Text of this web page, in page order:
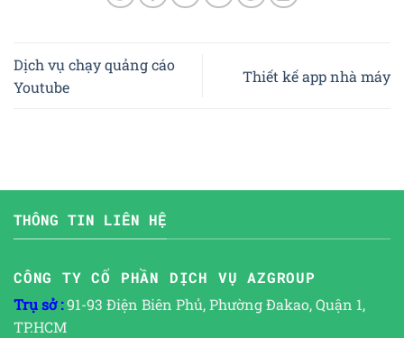
Dịch vụ chạy quảng cáo
Youtube
Thiết kế app nhà máy
THÔNG TIN LIÊN HỆ
CÔNG TY CỔ PHẦN DỊCH VỤ AZGROUP
Trụ sở :91-93 Điện Biên Phủ, Phường Đakao, Quận 1,
TP.HCM